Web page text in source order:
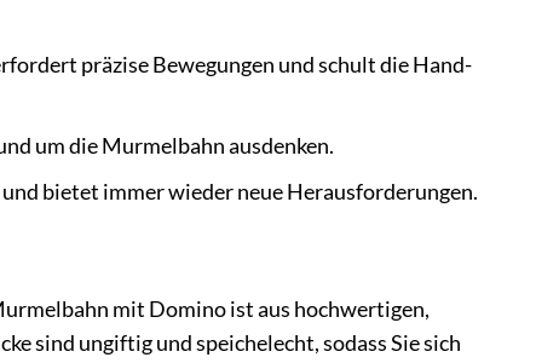
präzise Bewegungen und schult die Hand-
um die Murmelbahn ausdenken.
bietet immer wieder neue Herausforderungen.
mit Domino ist aus hochwertigen,
sind ungiftig und speichelecht, sodass Sie sich